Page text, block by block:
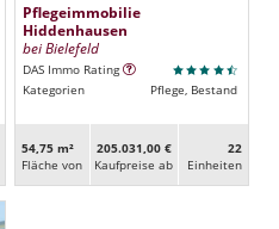
Pflegeimmobilie
Hiddenhausen
bei Bielefeld
DAS Immo Rating
Kategorien
Pflege, Bestand
54,75 m²
Fläche von
205.031,00 €
Kaufpreise ab
22
Ein­heiten